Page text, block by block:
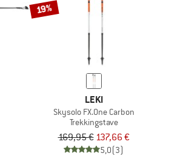
19%
LEKI
Skysolo FX.One Carbon
Trekkingstave
169,95 € 137,66 €
5,0(3)